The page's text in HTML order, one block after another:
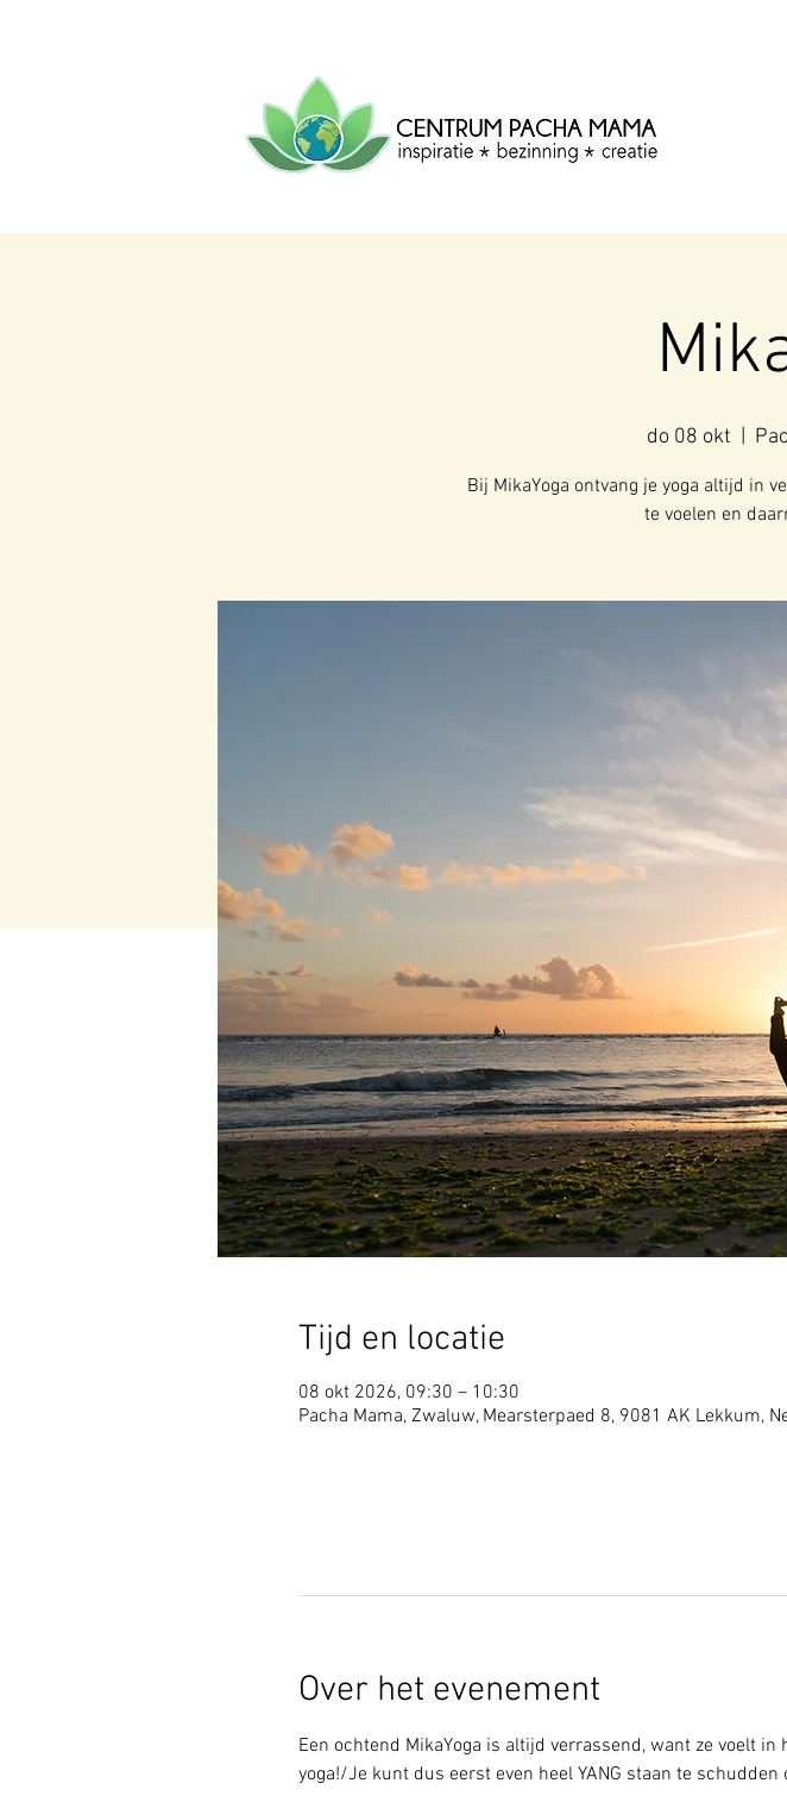
CENTRUM
PACHA
MAMA Centrum voor inspiratie, bezinning &
creatie.
do 08 okt
Bij MikaYoga ontvang je yoga altijd in
te voelen en
Tijd en locatie
08 okt 2026, 09:30 – 10:30
Pacha Mama, Zwaluw, Mearsterpaed 8, 9081 AK Lekkum,
Over het evenement
Een ochtend MikaYoga is altijd verrassend, want ze voelt
yoga!/Je kunt dus eerst even heel YANG staan te